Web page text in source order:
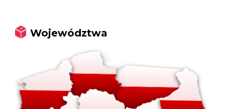
Województwa